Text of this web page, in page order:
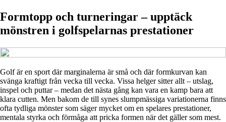
Formtopp och turneringar – upptäck
mönstren i golfspelarnas prestationer
Golf är en sport där marginalerna är små och där formkurvan kan
svänga kraftigt från vecka till vecka. Vissa helger sitter allt – utslag,
inspel och puttar – medan det nästa gång kan vara en kamp bara att
klara cutten. Men bakom de till synes slumpmässiga variationerna finns
ofta tydliga mönster som säger mycket om en spelares prestationer,
mentala styrka och förmåga att pricka formen när det gäller som mest.